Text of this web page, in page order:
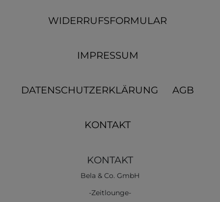
WIDERRUFSFORMULAR
IMPRESSUM
DATENSCHUTZERKLÄRUNG AGB
KONTAKT
KONTAKT
Bela & Co. GmbH
-Zeitlounge-